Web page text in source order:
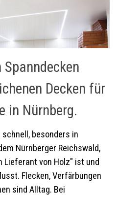
Decken für
in Nürnberg.
besonders in
Nürnberger Reichswald,
Lieferant von Holz" ist und
Flecken, Verfärbungen
sind Alltag. Bei